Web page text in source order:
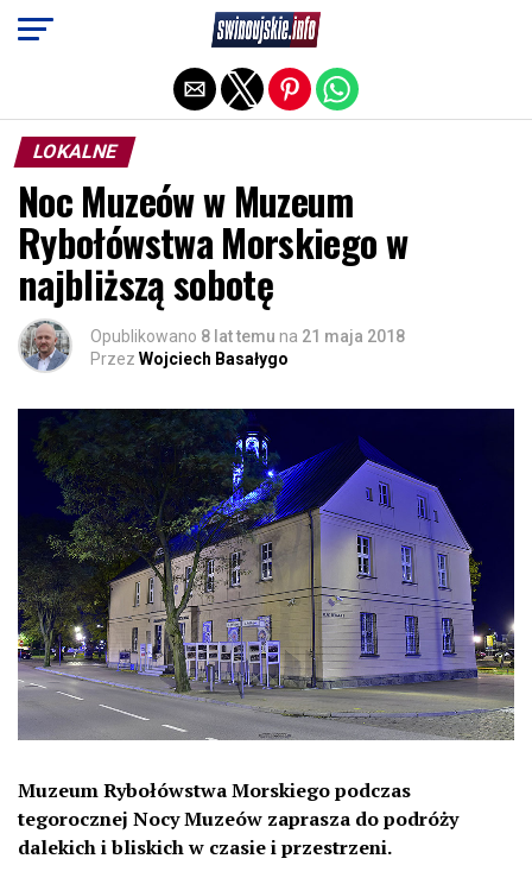
LOKALNE
Noc Muzeów w Muzeum
Rybołówstwa Morskiego w
najbliższą sobotę
Opublikowano 8 lat temu na 21 maja 2018
Przez Wojciech Basałygo
Muzeum Rybołówstwa Morskiego podczas
tegorocznej Nocy Muzeów zaprasza do podróży
dalekich i bliskich w czasie i przestrzeni.
Exit mobile version